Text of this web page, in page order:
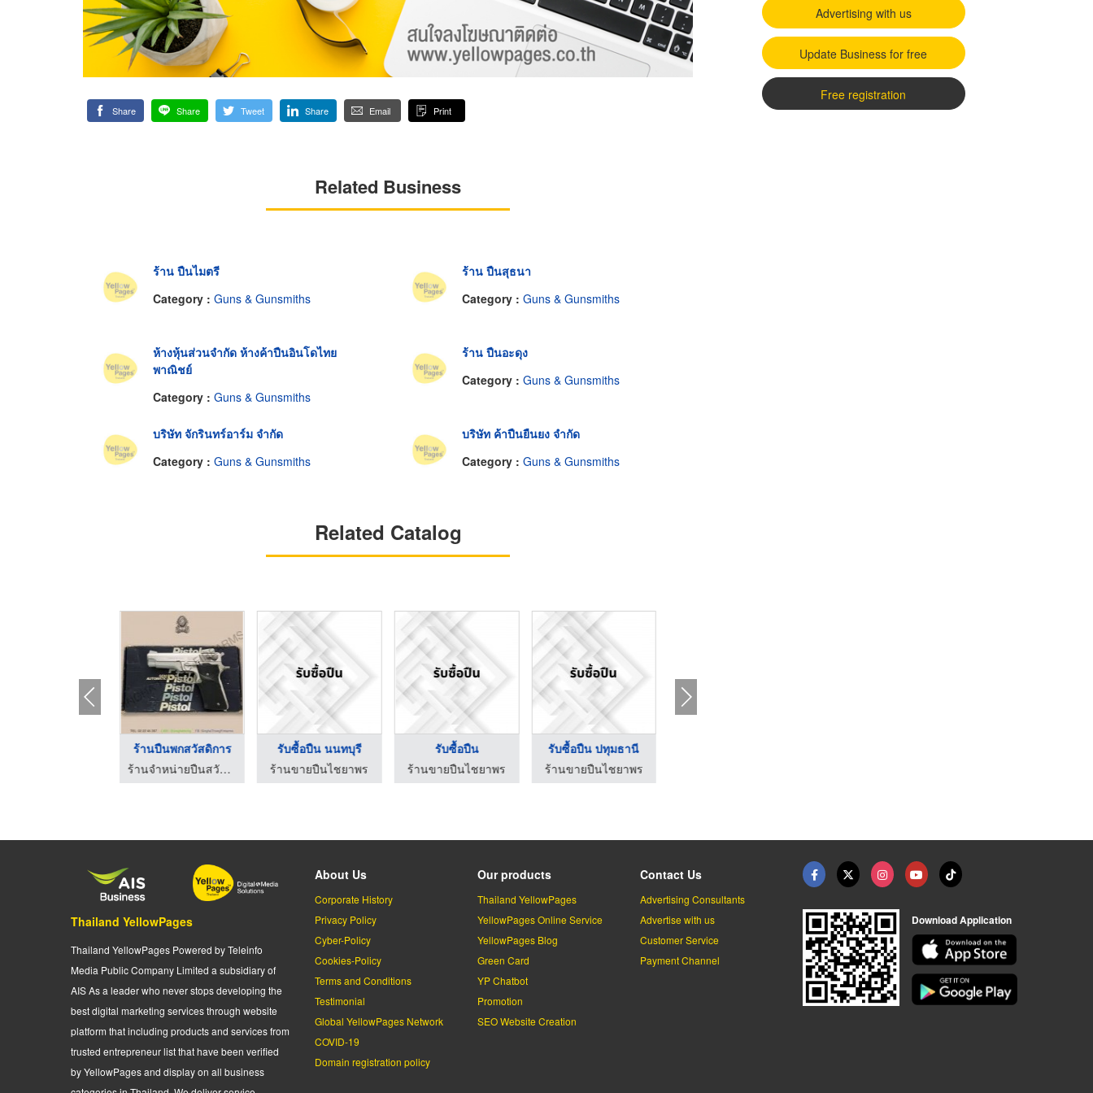
Share Share Tweet Share Email Print
Related Business
ร้าน ปืนไมตรี
Category : Guns & Gunsmiths
ร้าน ปืนสุธนา
Category : Guns & Gunsmiths
ห้างหุ้นส่วนจำกัด ห้างค้าปืนอินโดไทย
พาณิชย์
Category : Guns & Gunsmiths
ร้าน ปืนอะดุง
Category : Guns & Gunsmiths
บริษัท จักรินทร์อาร์ม จำกัด
Category : Guns & Gunsmiths
บริษัท ค้าปืนยืนยง จำกัด
Category : Guns & Gunsmiths
Related Catalog
ร้านปืนพกสวัสดิการ
ร้านจำหน่ายปืนสวัสดิการ อุปกรณ์ปืน
รับซื้อปืน นนทบุรี
ร้านขายปืนไชยาพร
รับซื้อปืน
ร้านขายปืนไชยาพร
รับซื้อปืน ปทุมธานี
ร้านขายปืนไชยาพร
Advertising with us
Update Business for free
Free registration
Thailand YellowPages
Thailand YellowPages Powered by Teleinfo
Media Public Company Limited a subsidiary of
AIS As a leader who never stops developing the
best digital marketing services through website
platform that including products and services from
trusted entrepreneur list that have been verified
by YellowPages and display on all business
About Us
Corporate History
Privacy Policy
Cyber-Policy
Cookies-Policy
Terms and Conditions
Testimonial
Global YellowPages Network
COVID-19
Domain registration policy
Our products
Thailand YellowPages
YellowPages Online Service
YellowPages Blog
Green Card
YP Chatbot
Promotion
SEO Website Creation
Contact Us
Advertising Consultants
Advertise with us
Customer Service
Payment Channel
Download Application